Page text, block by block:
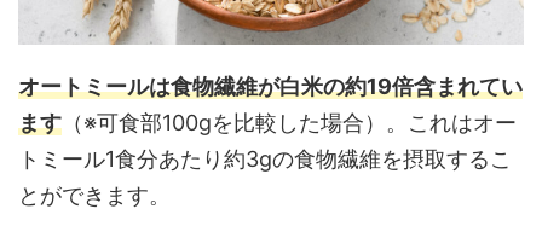
オートミールは食物繊維が白米の約19倍含まれてい
ます （※可食部100gを比較した場合）。これはオー
トミール1食分あたり約3gの食物繊維を摂取するこ
とができます。